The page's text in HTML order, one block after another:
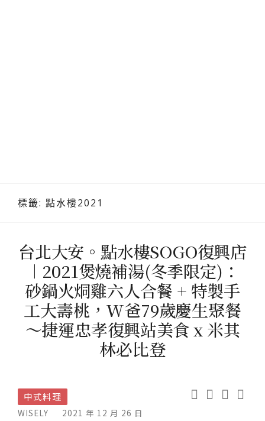
標籤: 點水樓2021
台北大安。點水樓SOGO復興店
︱2021煲燒補湯(冬季限定)：
砂鍋火烔雞六人合餐 + 特製手
工大壽桃，W爸79歲慶生聚餐
～捷運忠孝復興站美食 x 米其
林必比登
中式料理
WISELY 2021 年 12 月 26 日